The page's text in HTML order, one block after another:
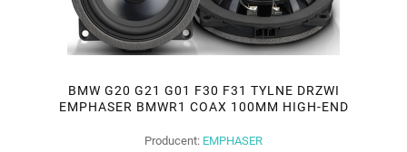
BMW G20 G21 G01 F30 F31 TYLNE DRZWI
EMPHASER BMWR1 COAX 100MM HIGH-END
Producent: EMPHASER